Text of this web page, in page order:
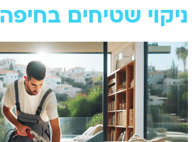
ניקוי שטיחים בחיפה